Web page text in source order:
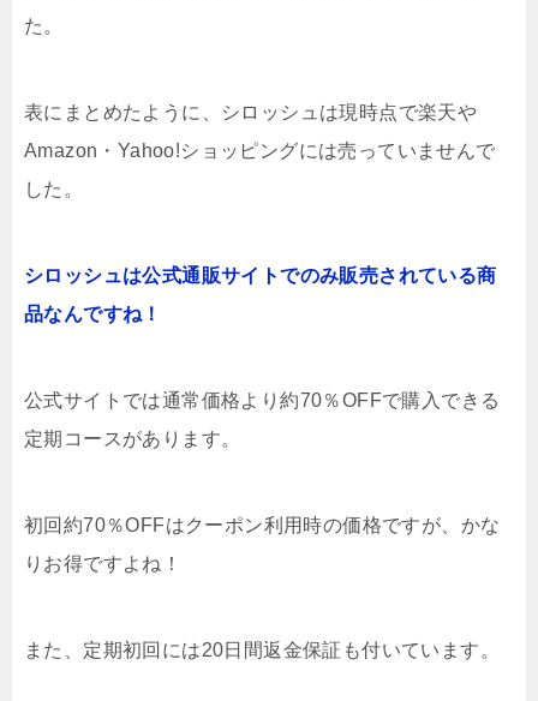
た。
表にまとめたように、シロッシュは現時点で楽天や
Amazon・Yahoo!ショッピングには売っていませんで
した。
シロッシュは公式通販サイトでのみ販売されている商
品なんですね！
公式サイトでは通常価格より約70％OFFで購入できる
定期コースがあります。
初回約70％OFFはクーポン利用時の価格ですが、かな
りお得ですよね！
また、定期初回には20日間返金保証も付いています。